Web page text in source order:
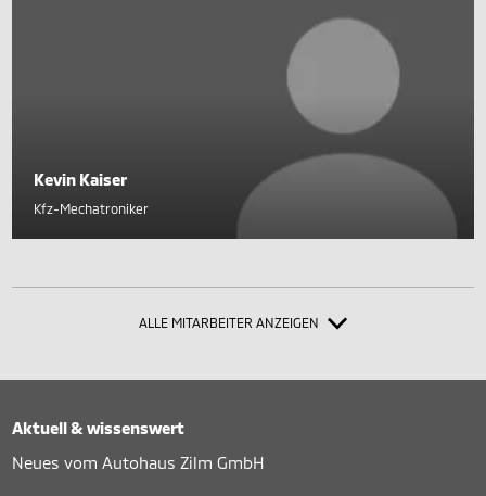
Kevin Kaiser
Kfz-Mechatroniker
ALLE MITARBEITER ANZEIGEN
Aktuell & wissenswert
Neues vom Autohaus Zilm GmbH